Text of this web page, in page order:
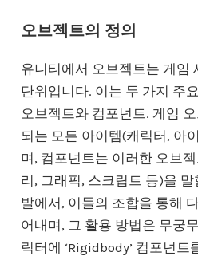
오브젝트의 정의
유니티에서 오브젝트는 게임
단위입니다. 이는 두 가지 주
오브젝트와 컴포넌트. 게임
되는 모든 아이템(캐릭터, 아
며, 컴포넌트는 이러한 오브
리, 그래픽, 스크립트 등)을
발에서, 이들의 조합을 통해
어내며, 그 활용 방법은 무궁
릭터에 ‘Rigidbody’ 컴포넌